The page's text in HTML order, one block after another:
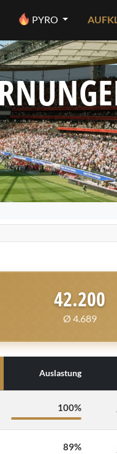
PYRO
42.200
Ø 4.689
Auslastung
100%
89%